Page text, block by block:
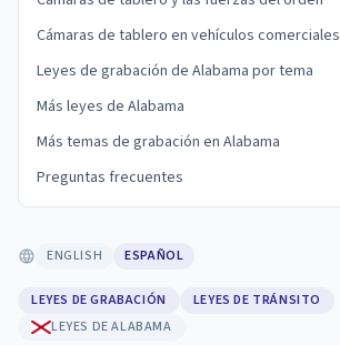
Cámaras de tablero en vehículos comerciales
Leyes de grabación de Alabama por tema
Más leyes de Alabama
Más temas de grabación en Alabama
Preguntas frecuentes
ENGLISH ESPAÑOL
LEYES DE GRABACIÓN
LEYES DE TRÁNSITO
LEYES DE ALABAMA